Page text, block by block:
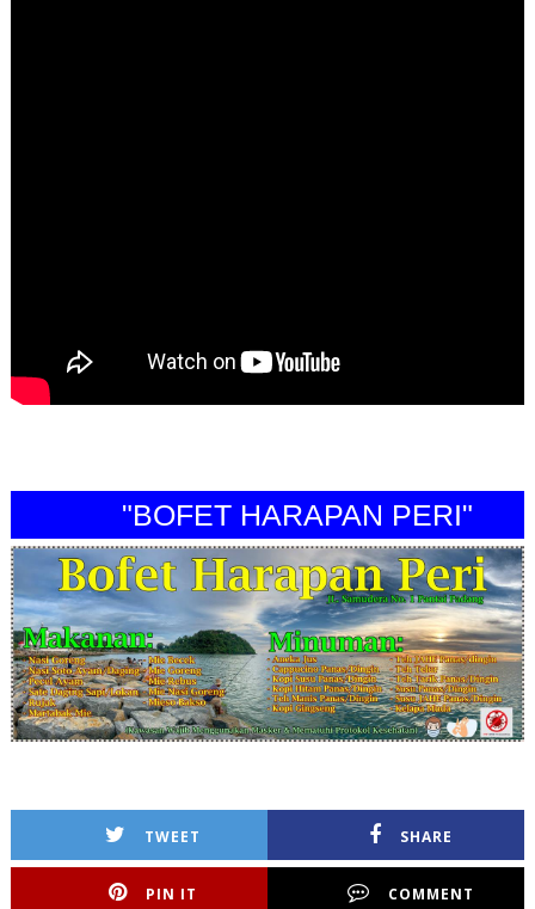
"BOFET HARAPAN PERI"
TWEET SHARE
PIN IT COMMENT